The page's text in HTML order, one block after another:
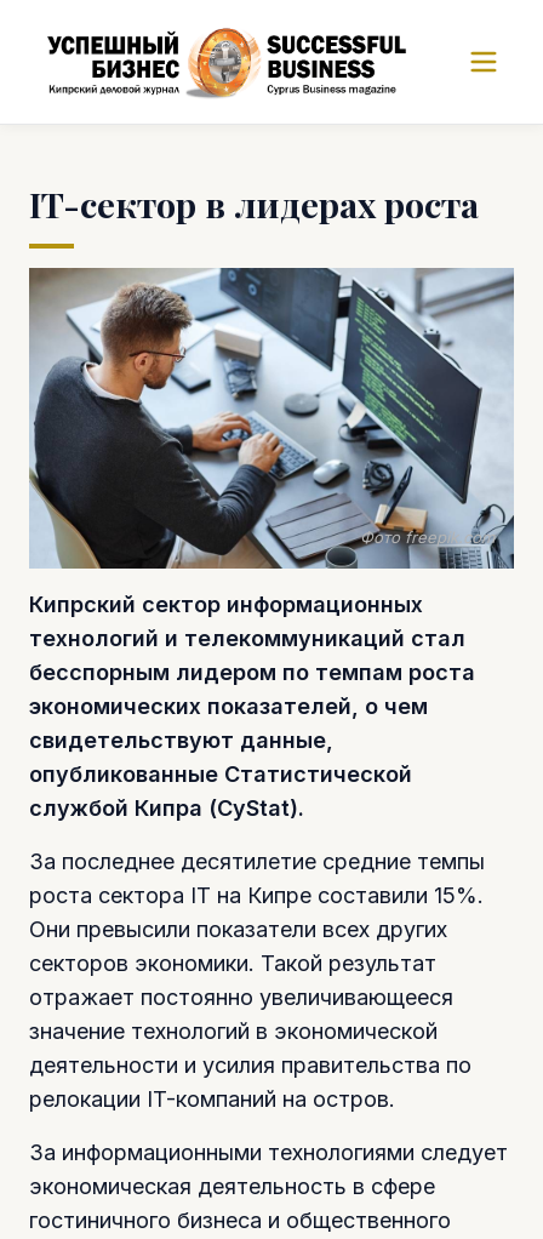
IT-сектор в лидерах роста
Фото freepik.com
Кипрский сектор информационных
технологий и телекоммуникаций стал
бесспорным лидером по темпам роста
экономических показателей, о чем
свидетельствуют данные,
опубликованные Статистической
службой Кипра (CyStat).
За последнее десятилетие средние темпы
роста сектора IT на Кипре составили 15%.
Они превысили показатели всех других
секторов экономики. Такой результат
отражает постоянно увеличивающееся
значение технологий в экономической
деятельности и усилия правительства по
релокации IT-компаний на остров.
За информационными технологиями следует
экономическая деятельность в сфере
гостиничного бизнеса и общественного